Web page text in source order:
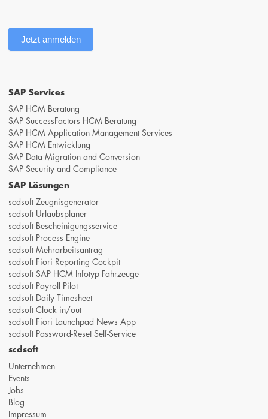
Jetzt anmelden
SAP Services
SAP HCM Beratung
SAP SuccessFactors HCM Beratung
SAP HCM Application Management Services
SAP HCM Entwicklung
SAP Data Migration and Conversion
SAP Security and Compliance
SAP Lösungen
scdsoft Zeugnisgenerator
scdsoft Urlaubsplaner
scdsoft Bescheinigungsservice
scdsoft Process Engine
scdsoft Mehrarbeitsantrag
scdsoft Fiori Reporting Cockpit
scdsoft SAP HCM Infotyp Fahrzeuge
scdsoft Payroll Pilot
scdsoft Daily Timesheet
scdsoft Clock in/out
scdsoft Fiori Launchpad News App
scdsoft Password-Reset Self-Service
scdsoft
Unternehmen
Events
Jobs
Blog
Impressum